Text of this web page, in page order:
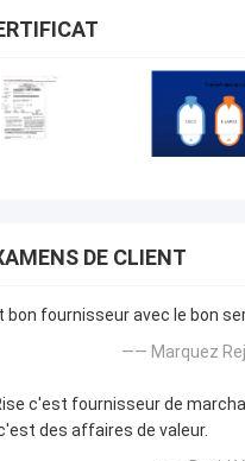
DE CLIENT
bon fournisseur avec le bon
—— Marquez
c'est fournisseur de
des affaires de valeur.